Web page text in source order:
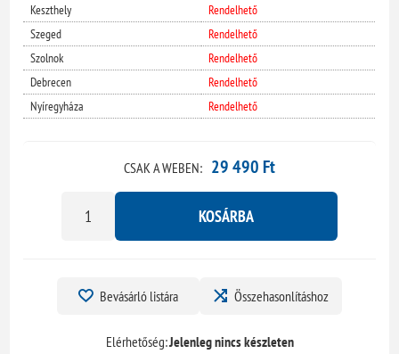
Keszthely
Rendelhető
Szeged
Rendelhető
Szolnok
Rendelhető
Debrecen
Rendelhető
Nyíregyháza
Rendelhető
CSAK A WEBEN: 29 490 Ft
KOSÁRBA
Bevásárló listára Összehasonlításhoz
Elérhetőség:Jelenleg nincs készleten